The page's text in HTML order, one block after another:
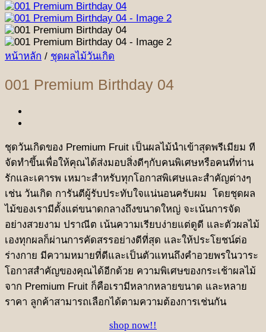
หน้าหลัก / ชุดผลไม้วันเกิด
001 Premium Birthday 04
ชุดวันเกิดของ Premium Fruit เป็นผลไม้นำเข้าสุดพรีเมียม ที
จัดทำขึ้นเพื่อให้คุณได้ส่งมอบสิ่งดีๆกับคนพิเศษหรือคนที่ท่าน
รักและเคารพ เหมาะสำหรับทุกโอกาสพิเศษและสำคัญต่างๆ
เช่น วันเกิด การันตีผู้รับประทับใจแน่นอนครับผม โดยชุดผล
ไม้ของเรามีตั้งแต่ขนาดกลางถึงขนาดใหญ่ จะเน้นการจัด
อย่างสวยงาม ปราณีต เน้นความเรียบง่ายแต่ดูดี และตัวผลไม้
เองทุกผลก็ผ่านการคัดสรรอย่างดีที่สุด และให้ประโยชน์ต่อ
ร่างกาย มีความหมายที่ดีและเป็นตัวแทนถึงคำอวยพรในวาระ
โอกาสสำคัญของคุณได้อีกด้วย ความพิเศษของกระเช้าผลไม้
จาก Premium Fruit ก็คือเรามีหลากหลายขนาด และหลาย
ราคา ลูกค้าสามารถเลือกได้ตามความต้องการเช่นกัน
shop now!!